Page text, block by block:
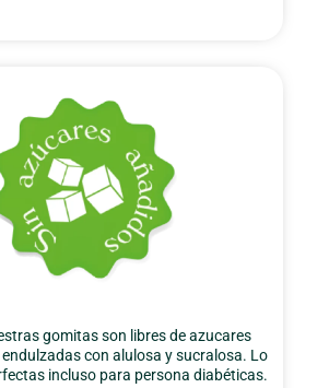
gomitas son libres de azucares
con alulosa y sucralosa. Lo
incluso para persona diabéticas.